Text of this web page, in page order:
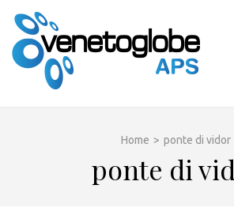
contenuto
(premi
Home > ponte di vidor
ponte di